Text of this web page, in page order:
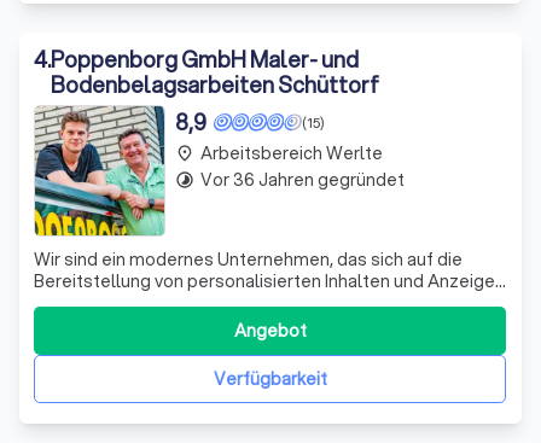
4.Poppenborg GmbH Maler- und
Bodenbelagsarbeiten Schüttorf
(15)
8,9
Wir sind ein modernes Unternehmen, das sich auf die
Bereitstellung von personalisierten Inhalten und Anzeigen
spezialisiert hat. Unsere Dienstleistungen umfassen auch
die Bereitstellung von Funktionen für soziale Medien und
die Analyse von Website-Zugriffen. Wir arbeiten eng mit
Verfügbarkeit
Angebot
place Arbeitsbereich Werlte
timelapse Vor 36 Jahren gegründet